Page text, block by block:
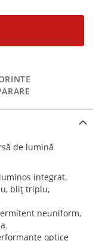
de lumină
integrat.
bliț triplu,
neuniform,
optice